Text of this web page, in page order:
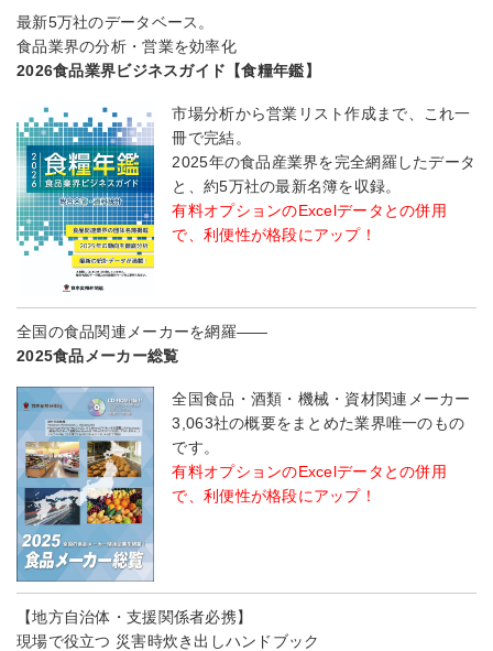
最新5万社のデータベース。
食品業界の分析・営業を効率化
2026食品業界ビジネスガイド【食糧年鑑】
市場分析から営業リスト作成まで、これ一
冊で完結。
2025年の食品産業界を完全網羅したデータ
と、約5万社の最新名簿を収録。
有料オプションのExcelデータとの併用
で、利便性が格段にアップ！
全国の食品関連メーカーを網羅――
2025食品メーカー総覧
全国食品・酒類・機械・資材関連メーカー
3,063社の概要をまとめた業界唯一のもの
です。
有料オプションのExcelデータとの併用
で、利便性が格段にアップ！
【地方自治体・支援関係者必携】
現場で役立つ 災害時炊き出しハンドブック